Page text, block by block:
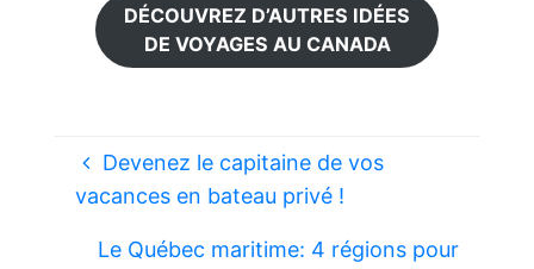
DÉCOUVREZ D’AUTRES IDÉES
DE VOYAGES AU CANADA
Devenez le capitaine de vos
vacances en bateau privé !
Le Québec maritime: 4 régions pour